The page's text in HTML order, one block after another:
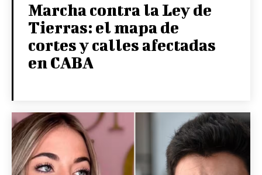
Marcha contra la Ley de
Tierras: el mapa de
cortes y calles afectadas
en CABA